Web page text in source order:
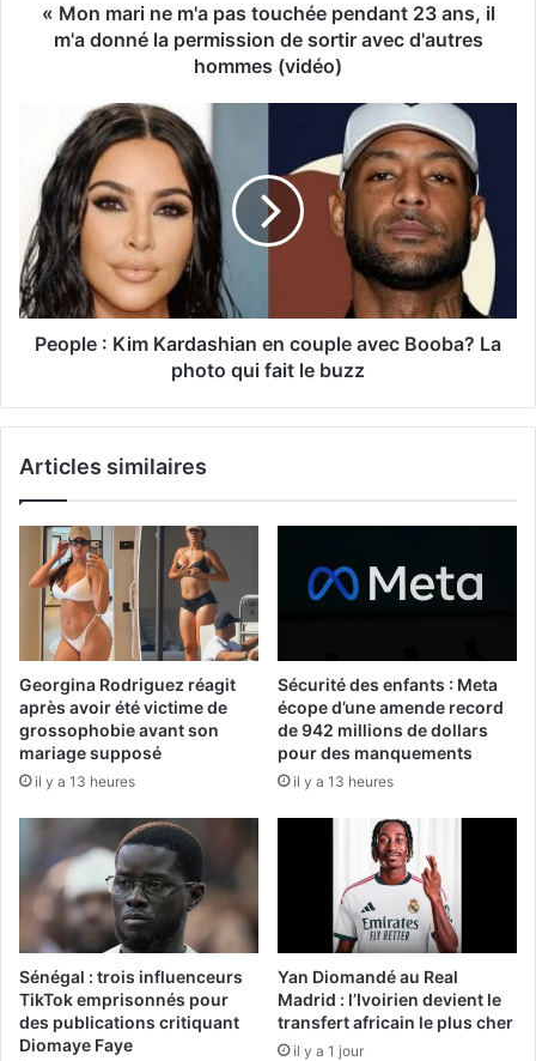
« Mon mari ne m'a pas touchée pendant 23 ans, il
m'a donné la permission de sortir avec d'autres
hommes (vidéo)
People : Kim Kardashian en couple avec Booba? La
photo qui fait le buzz
Articles similaires
Georgina Rodriguez réagit
après avoir été victime de
grossophobie avant son
mariage supposé
il y a 13 heures
Sécurité des enfants : Meta
écope d’une amende record
de 942 millions de dollars
pour des manquements
il y a 13 heures
Sénégal : trois influenceurs
TikTok emprisonnés pour
des publications critiquant
Diomaye Faye
Yan Diomandé au Real
Madrid : l’Ivoirien devient le
transfert africain le plus cher
il y a 1 jour